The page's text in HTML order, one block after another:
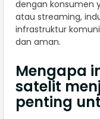
dengan konsumen
atau streaming,
infrastruktur
dan aman.
Mengapa
satelit
penting